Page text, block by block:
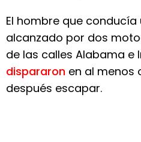
El hombre que conducía
alcanzado por dos
de las calles Alabama e
dispararon en al menos
después escapar.